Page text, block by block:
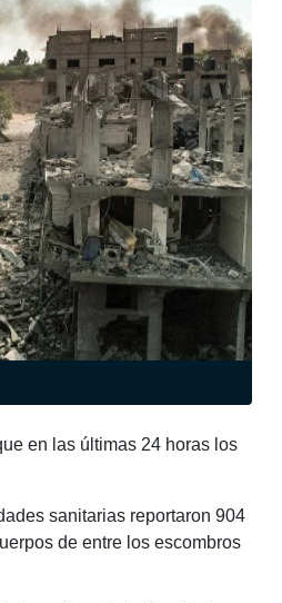
en las últimas 24 horas los
sanitarias reportaron 904
de entre los escombros